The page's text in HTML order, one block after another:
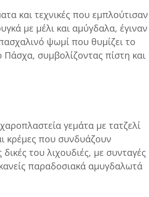
και τεχνικές που εμπλούτισαν
με μέλι και αμύγδαλα, έγιναν
ψωμί που θυμίζει το
Πάσχα, συμβολίζοντας πίστη και
γεμάτα με τατζελί
κρέμες που συνδυάζουν
δικές του λιχουδιές, με συνταγές
παραδοσιακά αμυγδαλωτά